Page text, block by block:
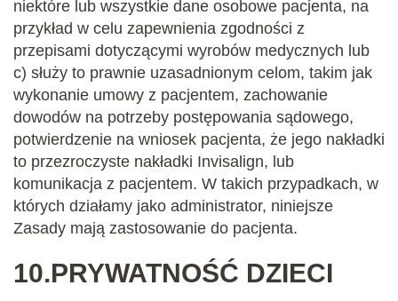
niektóre lub wszystkie dane osobowe pacjenta, na
przykład w celu zapewnienia zgodności z
przepisami dotyczącymi wyrobów medycznych lub
c) służy to prawnie uzasadnionym celom, takim jak
wykonanie umowy z pacjentem, zachowanie
dowodów na potrzeby postępowania sądowego,
potwierdzenie na wniosek pacjenta, że jego nakładki
to przezroczyste nakładki Invisalign, lub
komunikacja z pacjentem. W takich przypadkach, w
których działamy jako administrator, niniejsze
Zasady mają zastosowanie do pacjenta.
10.PRYWATNOŚĆ DZIECI